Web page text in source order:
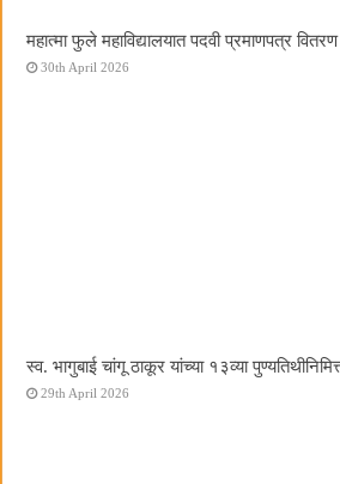
महात्मा फुले महाविद्यालयात पदवी प्रमाणपत्र
30th April 2026
स्व. भागुबाई चांगू ठाकूर यांच्या १३व्या
29th April 2026